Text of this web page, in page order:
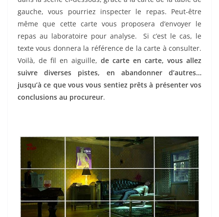
gauche, vous pourriez inspecter le repas. Peut-être
même que cette carte vous proposera d’envoyer le
repas au laboratoire pour analyse. Si c’est le cas, le
texte vous donnera la référence de la carte à consulter.
Voilà, de fil en aiguille, de carte en carte, vous allez
suivre diverses pistes, en abandonner d’autres…
jusqu’à ce que vous vous sentiez prêts à présenter vos
conclusions au procureur.